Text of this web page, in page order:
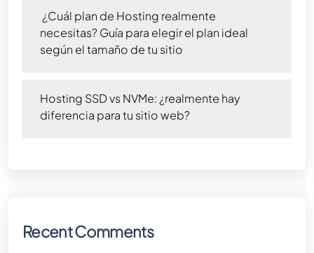
¿Cuál plan de Hosting realmente
necesitas? Guía para elegir el plan ideal
según el tamaño de tu sitio
Hosting SSD vs NVMe: ¿realmente hay
diferencia para tu sitio web?
Recent Comments